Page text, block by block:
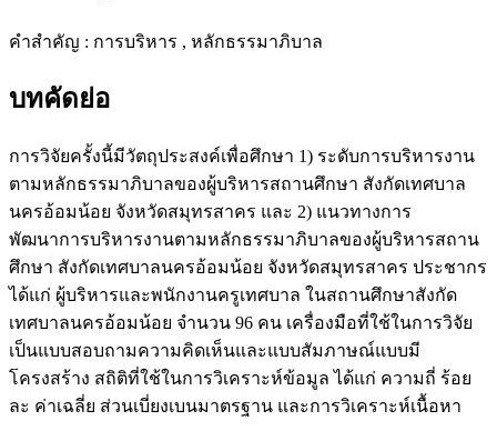
คำสำคัญ : การบริหาร , หลักธรรมาภิบาล
บทคัดย่อ
การวิจัยครั้งนี้มีวัตถุประสงค์เพื่อศึกษา 1) ระดับการบริหารงาน
ตามหลักธรรมาภิบาลของผู้บริหารสถานศึกษา สังกัดเทศบาล
นครอ้อมน้อย จังหวัดสมุทรสาคร และ 2) แนวทางการ
พัฒนาการบริหารงานตามหลักธรรมาภิบาลของผู้บริหารสถาน
ศึกษา สังกัดเทศบาลนครอ้อมน้อย จังหวัดสมุทรสาคร ประชากร
ได้แก่ ผู้บริหารและพนักงานครูเทศบาล ในสถานศึกษาสังกัด
เทศบาลนครอ้อมน้อย จำนวน 96 คน เครื่องมือที่ใช้ในการวิจัย
เป็นแบบสอบถามความคิดเห็นและแบบสัมภาษณ์แบบมี
โครงสร้าง สถิติที่ใช้ในการวิเคราะห์ข้อมูล ได้แก่ ความถี่ ร้อย
ละ ค่าเฉลี่ย ส่วนเบี่ยงเบนมาตรฐาน และการวิเคราะห์เนื้อหา